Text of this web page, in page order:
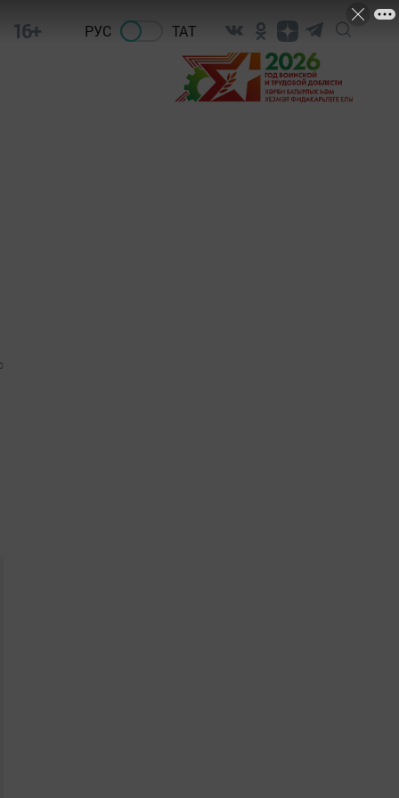
16+ РУС ТАТ